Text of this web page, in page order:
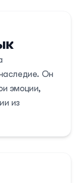
создания
все — от
для
развивать
с
Он
эмоции,
из